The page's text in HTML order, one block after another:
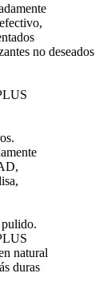
no deseados
natural
duras